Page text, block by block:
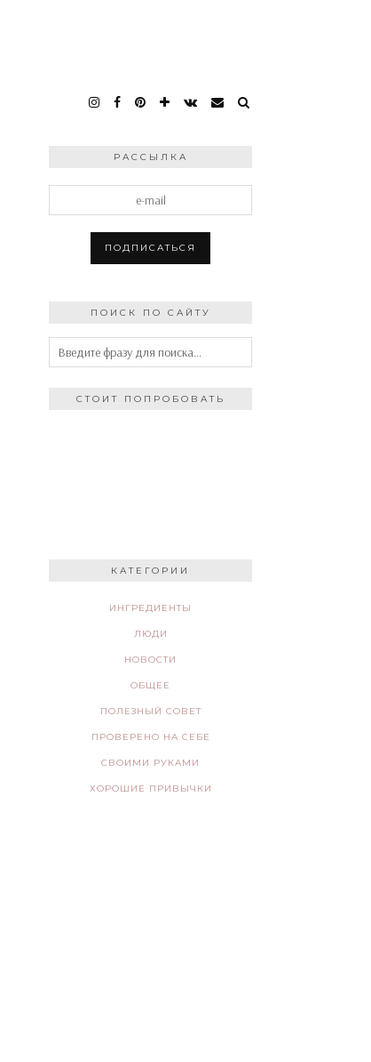
РАССЫЛКА
ПОИСК ПО САЙТУ
СТОИТ ПОПРОБОВАТЬ
КАТЕГОРИИ
ИНГРЕДИЕНТЫ
ЛЮДИ
НОВОСТИ
ОБЩЕЕ
ПОЛЕЗНЫЙ СОВЕТ
ПРОВЕРЕНО НА СЕБЕ
СВОИМИ РУКАМИ
ХОРОШИЕ ПРИВЫЧКИ